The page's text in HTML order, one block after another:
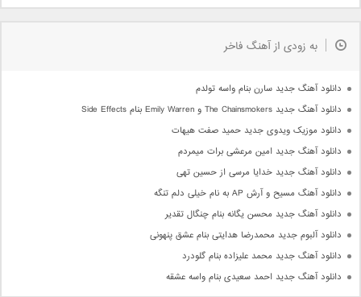
به زودی از آهنگ فاخر
دانلود آهنگ جدید سارن بنام واسه تولدم
دانلود آهنگ جدید The Chainsmokers و Emily Warren بنام Side Effects
دانلود موزیک ویدوی جدید حمید صفت هیهات
دانلود آهنگ جدید امین مرعشی برات میمردم
دانلود آهنگ جدید خدایا مرسی از حسین تهی
دانلود آهنگ مسیح و آرش AP به نام خیلی دلم تنگه
دانلود آهنگ جدید محسن یگانه بنام چنگال تقدیر
دانلود آلبوم جدید محمدرضا هدایتی بنام عشق پنهونی
دانلود آهنگ جدید محمد علیزاده بنام گلودرد
دانلود آهنگ جدید احمد سعیدی بنام واسه عشقه